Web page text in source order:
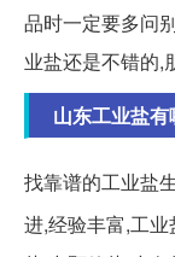
品时一定要多问
业盐还是不错的,
山东工业盐
找靠谱的工业盐
进,经验丰富,工业